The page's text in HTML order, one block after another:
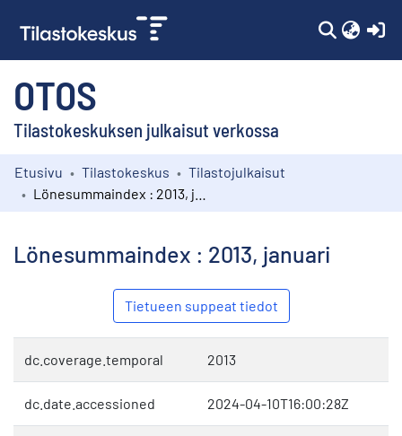
OTOS
Tilastokeskuksen julkaisut verkossa
Kokoelmat
Etusivu Tilastokeskus
Tilastojulkaisut
Lönesummaindex : 2013, januari
Tietueen suppeat tiedot
dc.coverage.temporal 2013
dc.date.accessioned 2024-04-10T16:00:28Z